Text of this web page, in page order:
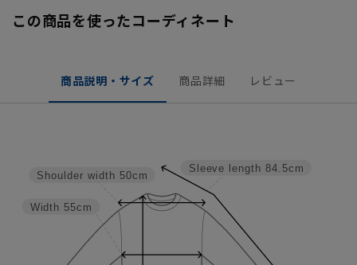
この商品を使ったコーディネート
商品説明・サイズ 商品詳細 レビュー
Sleeve length 84.5cm
Width 55cm
Shoulder width 50cm